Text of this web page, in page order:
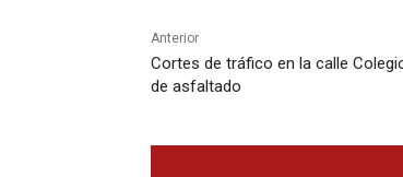
Anterior
Cortes de tráfico en la calle
de asfaltado